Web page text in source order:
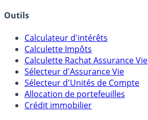
Outils
Calculateur d'intérêts
Calculette Impôts
Calculette Rachat Assurance Vie
Sélecteur d'Assurance Vie
Sélecteur d'Unités de Compte
Allocation de portefeuilles
Crédit immobilier